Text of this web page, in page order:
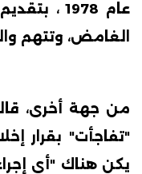
عام 1978
الغامض، وتتهم
من جهة أخرى،
"تفاجأت" بقرار
يكن هناك "أي